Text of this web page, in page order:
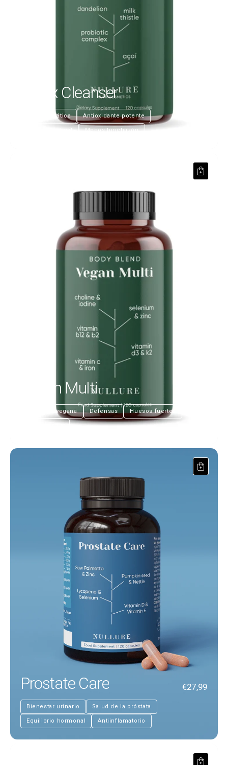
Detox Cleanser
Salud hepática Antioxidante potente
Salud intestinal Menos hinchazón
Vegan Multi
Nutrición vegana Defensas Huesos fuertes
Prostate Care
Prostate Care €27,99
Bienestar urinario Salud de la próstata
Equilibrio hormonal Antiinflamatorio